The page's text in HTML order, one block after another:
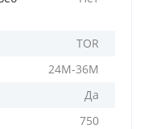
TOR
24М-36М
Да
750